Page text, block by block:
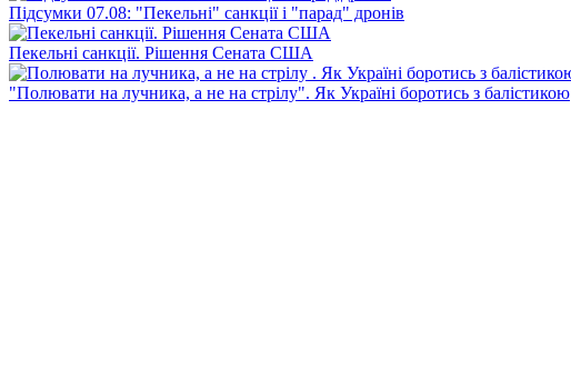
Підсумки 07.08: "Пекельні" санкції і "парад" дронів
Пекельні санкції. Рішення Сената США
"Полювати на лучника, а не на стрілу". Як Україні боротись з балістикою